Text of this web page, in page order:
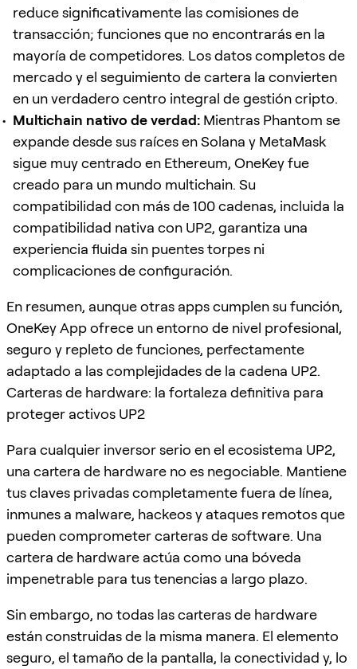
reduce significativamente las comisiones de
transacción; funciones que no encontrarás en la
mayoría de competidores. Los datos completos de
mercado y el seguimiento de cartera la convierten
en un verdadero centro integral de gestión cripto.
Multichain nativo de verdad: Mientras Phantom se
expande desde sus raíces en Solana y MetaMask
sigue muy centrado en Ethereum, OneKey fue
creado para un mundo multichain. Su
compatibilidad con más de 100 cadenas, incluida la
compatibilidad nativa con UP2, garantiza una
experiencia fluida sin puentes torpes ni
complicaciones de configuración.
En resumen, aunque otras apps cumplen su función,
OneKey App ofrece un entorno de nivel profesional,
seguro y repleto de funciones, perfectamente
adaptado a las complejidades de la cadena UP2.
Carteras de hardware: la fortaleza definitiva para
proteger activos UP2
Para cualquier inversor serio en el ecosistema UP2,
una cartera de hardware no es negociable. Mantiene
tus claves privadas completamente fuera de línea,
inmunes a malware, hackeos y ataques remotos que
pueden comprometer carteras de software. Una
cartera de hardware actúa como una bóveda
impenetrable para tus tenencias a largo plazo.
Sin embargo, no todas las carteras de hardware
están construidas de la misma manera. El elemento
seguro, el tamaño de la pantalla, la conectividad y, lo